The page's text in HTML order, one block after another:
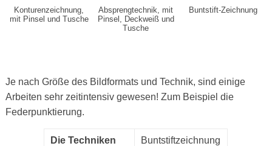
Konturenzeichnung,
mit Pinsel und Tusche
Absprengtechnik, mit
Pinsel, Deckweiß und
Tusche
Buntstift-Zeichnung
Je nach Größe des Bildformats und Technik, sind einige
Arbeiten sehr zeitintensiv gewesen! Zum Beispiel die
Federpunktierung.
Die Techniken
Buntstiftzeichnung